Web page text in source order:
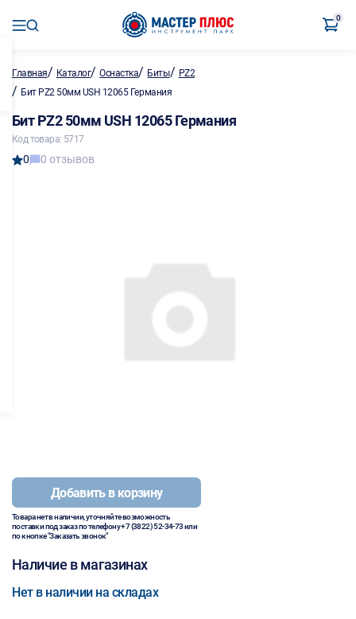
0
Главная/ Каталог/Оснастка/ Биты/ PZ2
/ Бит PZ2 50мм USH 12065 Германия
Бит PZ2 50мм USH 12065 Германия
Код товара: 5717
0 0 отзывов
Добавить в корзину
Товара нет в наличии, уточняйте возможность
поставки под заказ по телефону+7 (3822) 52-34-73или
по кнопке "Заказать звонок"
Наличие в магазинах
Нет в наличии на складах